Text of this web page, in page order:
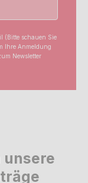
(Bitte schauen Sie
Ihre Anmeldung
Newsletter
unsere